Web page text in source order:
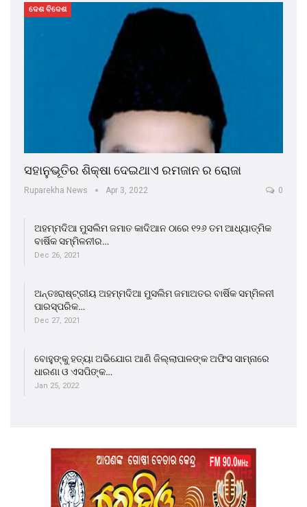
ଦେଶ ବିଦେଶ
ସହାନୁଭୂତିର ଶିକ୍ଷା ଦେଇଥାଏ ରମଜାନ ର ରୋଜା
Ruparekha News Apr 3, 2022 0
ଅହମ୍ମଦିଆ ମୁସଲିମ ଜମାତ କାଦିଆନ ଠାରେ ୧୨୬ ତମ ଆଧ୍ୟାତ୍ମିକ
ବାର୍ଷିକ ସମ୍ମିଳନୀର…
Dec 26, 2021
ଅନ୍ତଃରାଷ୍ଟ୍ରୀୟ ଅହମ୍ମଦିଆ ମୁସଲିମ ଜମାଅତର ବାର୍ଷିକ ସମ୍ମିଳନୀ
ପାରସ୍ପରିକ…
Dec 27, 2021
ବୋହୁଙ୍କୁ ହତ୍ୟା ଅଭିଯୋଗ ଆଣି ଜିଲ୍ଲାପାଳଙ୍କ ଅଫିସ ସାମ୍ନାରେ
ଧାରଣା ଓ ଏସପିଙ୍କ…
Jan 25, 2022